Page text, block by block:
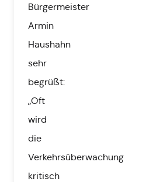
Bürgermeister
Armin
Haushahn
sehr
begrüßt:
„Oft
wird
die
Verkehrsüberwachung
kritisch